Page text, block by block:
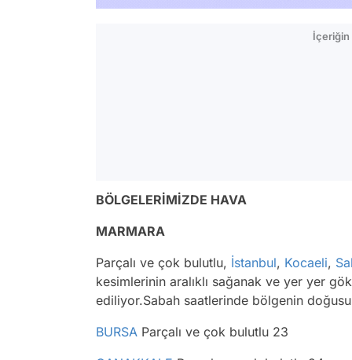
İçeriğin
BÖLGELERİMİZDE HAVA
MARMARA
Parçalı ve çok bulutlu, İstanbul, Kocaeli,
kesimlerinin aralıklı sağanak ve yer yer
ediliyor.Sabah saatlerinde bölgenin
BURSA Parçalı ve çok bulutlu 23